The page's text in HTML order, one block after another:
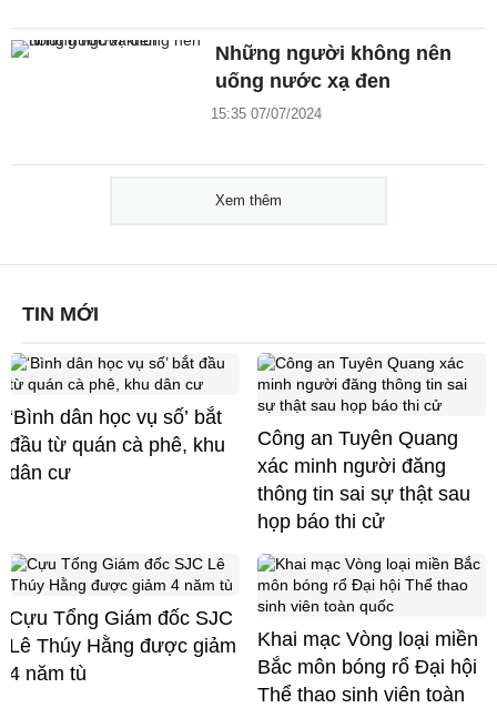
Những người không nên
uống nước xạ đen
15:35 07/07/2024
Xem thêm
TIN MỚI
‘Bình dân học vụ số’ bắt
đầu từ quán cà phê, khu
dân cư
Công an Tuyên Quang
xác minh người đăng
thông tin sai sự thật sau
họp báo thi cử
Cựu Tổng Giám đốc SJC
Lê Thúy Hằng được giảm
4 năm tù
Khai mạc Vòng loại miền
Bắc môn bóng rổ Đại hội
Thể thao sinh viên toàn